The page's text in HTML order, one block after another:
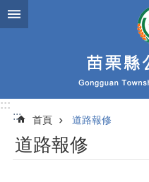
跳到主要內容區塊
:::
:::
首頁 道路報修
道路報修